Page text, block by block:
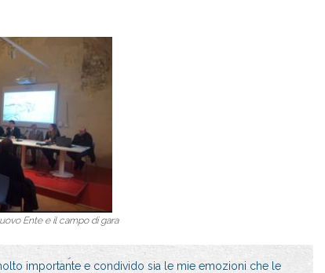
Ente e il campo di gara
importante e condivido sia le mie emozioni che le